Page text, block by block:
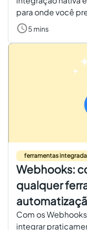
para onde você
5 mins
ferramentas
Webhooks:
qualquer
Com os
integrar